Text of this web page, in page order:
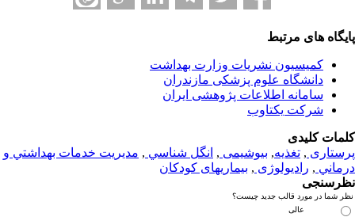
های مرتبط
کمیسیون نشریات وزارت بهداشت
دانشگاه علوم پزشکی مازندران
سامانه اطلاعات پژوهشی ایران
شرکت یکتاوب
کلیدی
, تغذيه,بیوشیمی , انگل شناسي , مديريت خدمات بهداشتي و
, رادیولوژی, بیماریهای کودکان
شما در مورد قالب جدید چیست؟
عالی